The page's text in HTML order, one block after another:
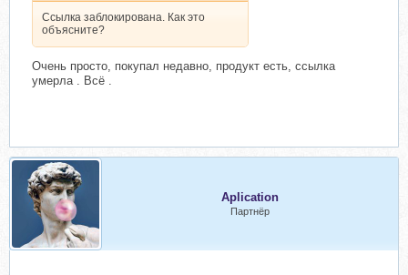
Ссылка заблокирована. Как это
объясните?
Очень просто, покупал недавно, продукт есть, ссылка
умерла . Всё .
Aplication
Партнёр